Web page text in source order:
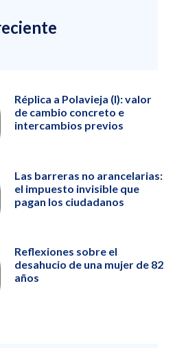
Réplica a Polavieja (I): valor
de cambio concreto e
intercambios previos
Las barreras no arancelarias:
el impuesto invisible que
pagan los ciudadanos
Reflexiones sobre el
desahucio de una mujer de 82
años